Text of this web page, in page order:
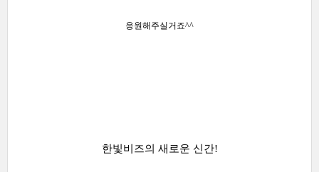
응원해주실거죠^^
한빛비즈의 새로운 신간!